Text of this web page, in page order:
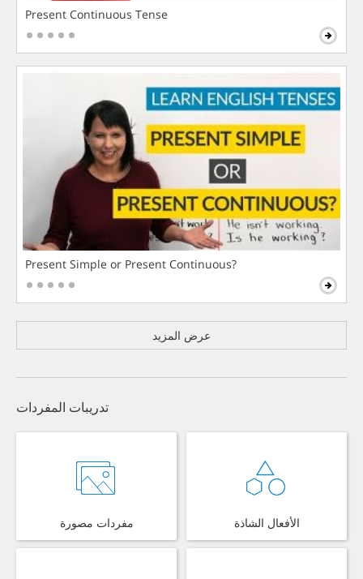
Present Continuous Tense
Present Simple or Present Continuous?
عرض المزيد
تدريبات المفردات
مفردات مصورة الأفعال الشاذة